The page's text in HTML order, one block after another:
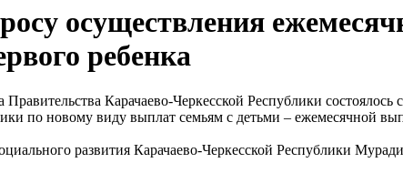
осуществления
ребенка
Карачаево-Черкесской Республики
по новому виду выплат семьям с детьми – ежемесячной
развития Карачаево-Черкесской Республики